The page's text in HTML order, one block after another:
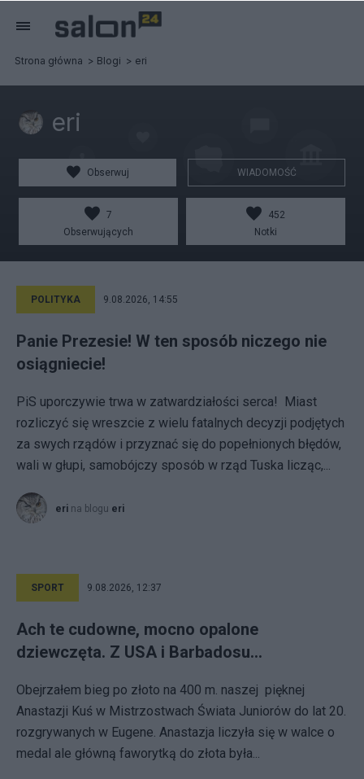
Strona główna Blogi eri
eri
Obserwuj WIADOMOŚĆ
7
Obserwujących
452
Notki
POLITYKA 9.08.2026, 14:55
Panie Prezesie! W ten sposób niczego nie
osiągniecie!
PiS uporczywie trwa w zatwardziałości serca! Miast
rozliczyć się wreszcie z wielu fatalnych decyzji podjętych
za swych rządów i przyznać się do popełnionych błędów,
wali w głupi, samobójczy sposób w rząd Tuska licząc,...
eri na blogu eri
SPORT 9.08.2026, 12:37
Ach te cudowne, mocno opalone
dziewczęta. Z USA i Barbadosu…
Obejrzałem bieg po złoto na 400 m. naszej pięknej
Anastazji Kuś w Mistrzostwach Świata Juniorów do lat 20.
rozgrywanych w Eugene. Anastazja liczyła się w walce o
medal ale główną faworytką do złota była...